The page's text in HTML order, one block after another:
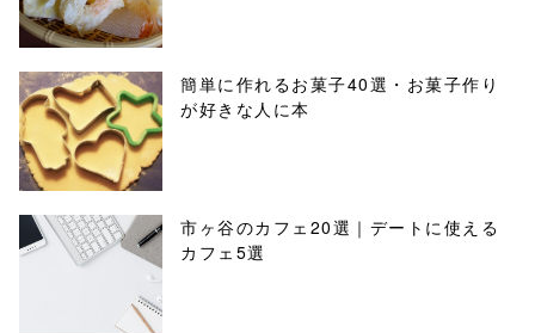
簡単に作れるお菓子40選・お菓子作り
が好きな人に本
市ヶ谷のカフェ20選｜デートに使える
カフェ5選